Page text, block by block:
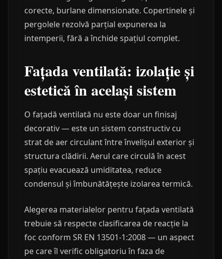
corecte, burlane dimensionate. Copertinele și
pergolele rezolvă parțial expunerea la
intemperii, fără a închide spațiul complet.
Fațada ventilată: izolație și
estetică în același sistem
O fațadă ventilată nu este doar un finisaj
decorativ — este un sistem constructiv cu
strat de aer circulant între învelișul exterior și
structura clădirii. Aerul care circulă în acest
spațiu evacuează umiditatea, reduce
condensul și îmbunătățește izolarea termică.
Alegerea materialelor pentru fațada ventilată
trebuie să respecte clasificarea de reacție la
foc conform SR EN 13501-1:2008 — un aspect
pe care îl verific obligatoriu în faza de